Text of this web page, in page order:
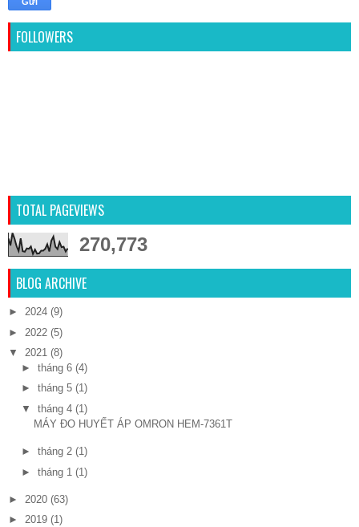
FOLLOWERS
TOTAL PAGEVIEWS
270,773
BLOG ARCHIVE
► 2024 (9)
► 2022 (5)
▼
2021 (8)
► tháng 6 (4)
► tháng 5 (1)
▼
tháng 4 (1)
MÁY ĐO HUYẾT ÁP OMRON HEM-7361T
► tháng 2 (1)
► tháng 1 (1)
► 2020 (63)
► 2019 (1)